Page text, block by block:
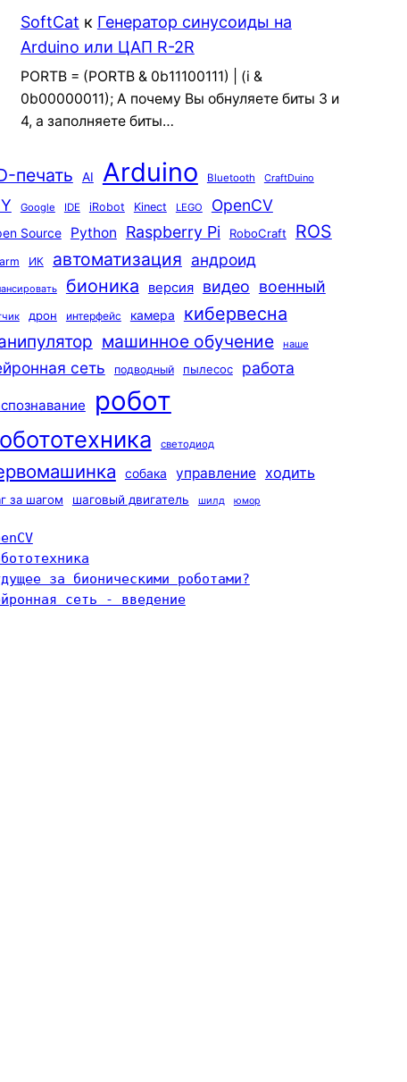
SoftCat к Генератор синусоиды на
Arduino или ЦАП R-2R
PORTB = (PORTB & 0b11100111) | (i &
0b00000011); А почему Вы обнуляете биты 3 и
4, а заполняете биты…
печать AI Arduino Bluetooth CraftDuino
Google IDE iRobot Kinect LEGO OpenCV
Source Python Raspberry Pi RoboCraft ROS
ИК автоматизация андроид
бионика версия видео военный
дрон интерфейс камера кибервесна
машинное обучение наше
сеть подводный пылесос работа
робот
светодиод
собака управление ходить
за шагом шаговый двигатель шилд юмор
за бионическими роботами?
сеть - введение